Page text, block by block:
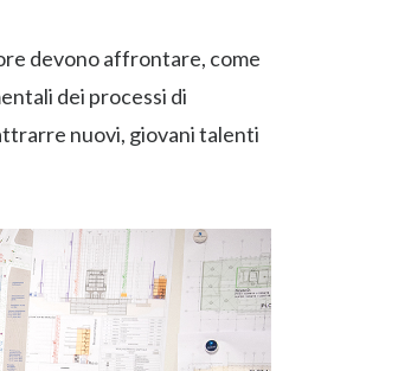
devono affrontare, come
dei processi di
nuovi, giovani talenti